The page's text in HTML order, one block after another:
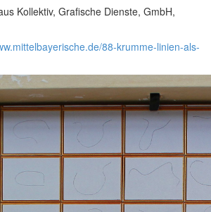
Kollektiv, Grafische Dienste, GmbH,
88-krumme-linien-als-